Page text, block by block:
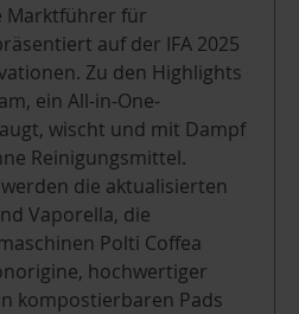
Marktführer für
auf der IFA 2025
Zu den Highlights
ein All-in-One-
wischt und mit Dampf
Reinigungsmittel.
die aktualisierten
Vaporella, die
Polti Coffea
hochwertiger
kompostierbaren Pads